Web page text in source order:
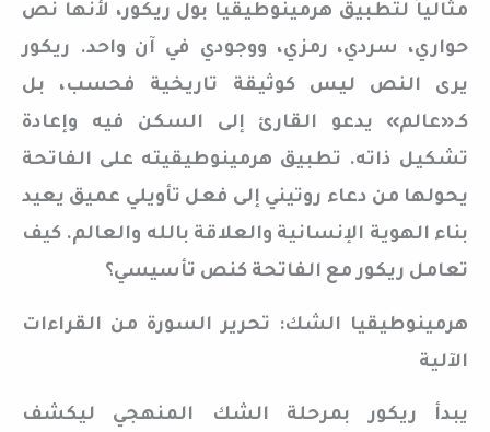
مثالياً لتطبيق هرمينوطيقيا بول ريكور، لأنها نص
حواري، سردي، رمزي، ووجودي في آن واحد. ريكور
يرى النص ليس كوثيقة تاريخية فحسب، بل
كـ«عالم» يدعو القارئ إلى السكن فيه وإعادة
تشكيل ذاته. تطبيق هرمينوطيقيته على الفاتحة
يحولها من دعاء روتيني إلى فعل تأويلي عميق يعيد
بناء الهوية الإنسانية والعلاقة بالله والعالم. كيف
تعامل ريكور مع الفاتحة كنص تأسيسي؟
هرمينوطيقيا الشك: تحرير السورة من القراءات
الآلية
يبدأ ريكور بمرحلة الشك المنهجي ليكشف